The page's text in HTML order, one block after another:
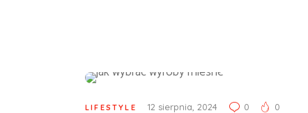
LIFESTYLE 12 sierpnia, 2024 0 0